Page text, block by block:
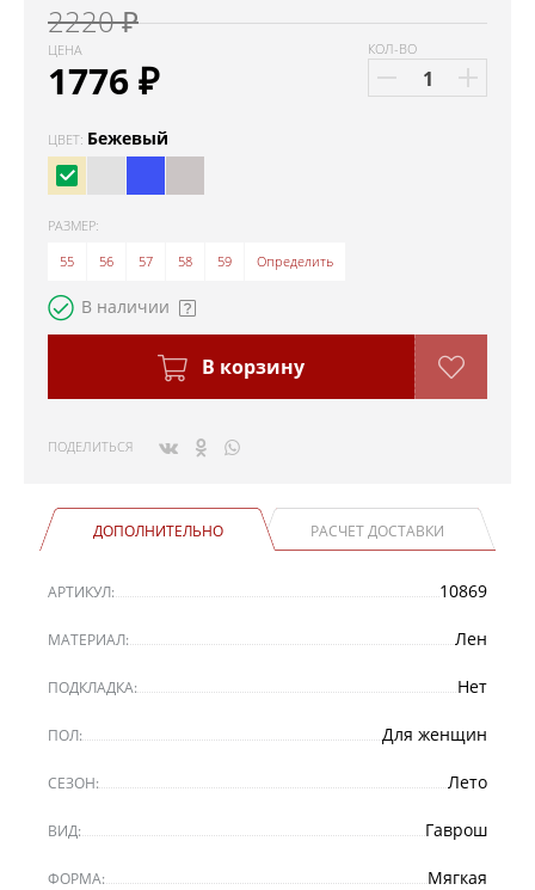
2220 ₽
ЦЕНА
1776₽
КОЛ-ВО
ЦВЕТ: Бежевый
РАЗМЕР:
55
56 57 58 59 Определить
В наличии
В корзину
ПОДЕЛИТЬСЯ
ДОПОЛНИТЕЛЬНО РАСЧЕТ ДОСТАВКИ
АРТИКУЛ: 10869
МАТЕРИАЛ: Лен
ПОДКЛАДКА: Нет
ПОЛ: Для женщин
СЕЗОН: Лето
ВИД: Гаврош
ФОРМА: Мягкая